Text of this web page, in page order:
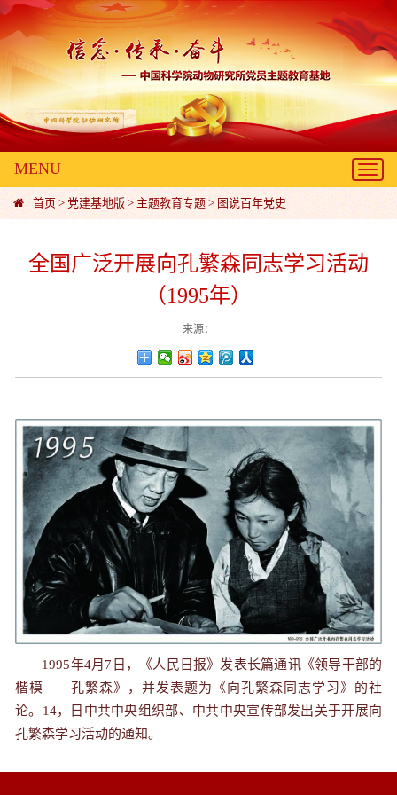
MENU
首页 > 党建基地版 > 主题教育专题 > 图说百年党史
全国广泛开展向孔繁森同志学习活动
（1995年）
来源：
1995年4月7日，《人民日报》发表长篇通讯《领导干部的
楷模——孔繁森》，并发表题为《向孔繁森同志学习》的社
论。14，日中共中央组织部、中共中央宣传部发出关于开展向
孔繁森学习活动的通知。